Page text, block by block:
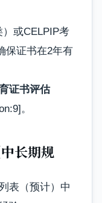
或CELPIP考
保证书在2年有
证书评估
。
长期规
表（预计）中